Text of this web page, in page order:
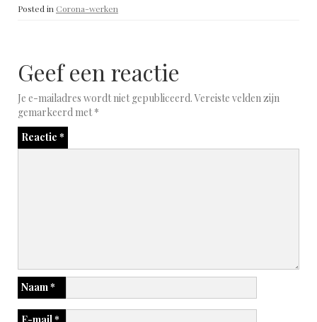
Posted in Corona-werken
Geef een reactie
Je e-mailadres wordt niet gepubliceerd. Vereiste velden zijn
gemarkeerd met*
Reactie *
Naam*
E-mail *